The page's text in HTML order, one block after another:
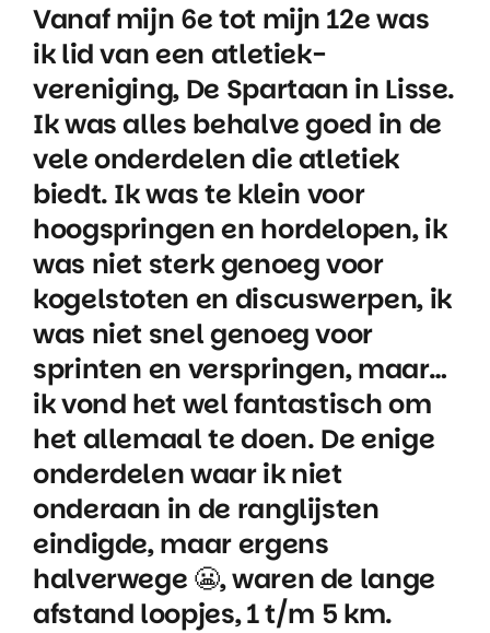
Vanaf mijn 6e tot mijn 12e was
ik lid van een atletiek-
vereniging, De Spartaan in Lisse.
Ik was alles behalve goed in de
vele onderdelen die atletiek
biedt. Ik was te klein voor
hoogspringen en hordelopen, ik
was niet sterk genoeg voor
kogelstoten en discuswerpen, ik
was niet snel genoeg voor
sprinten en verspringen, maar…
ik vond het wel fantastisch om
het allemaal te doen. De enige
onderdelen waar ik niet
onderaan in de ranglijsten
eindigde, maar ergens
halverwege 😬, waren de lange
afstand loopjes, 1 t/m 5 km.